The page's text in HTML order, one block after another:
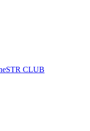
CLUB